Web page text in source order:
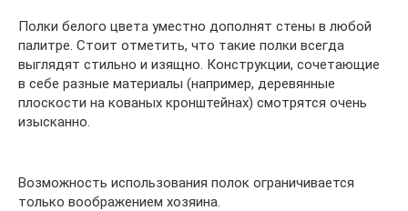
Полки белого цвета уместно дополнят стены в любой
палитре. Стоит отметить, что такие полки всегда
выглядят стильно и изящно. Конструкции, сочетающие
в себе разные материалы (например, деревянные
плоскости на кованых кронштейнах) смотрятся очень
изысканно.
Возможность использования полок ограничивается
только воображением хозяина.